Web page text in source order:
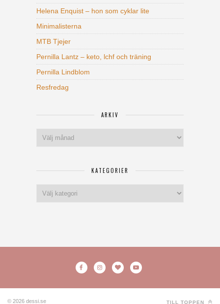
Helena Enquist – hon som cyklar lite
Minimalisterna
MTB Tjejer
Pernilla Lantz – keto, lchf och träning
Pernilla Lindblom
Resfredag
ARKIV
KATEGORIER
© 2026 dessi.se TILL TOPPEN